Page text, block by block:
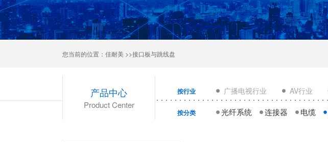
您当前的位置： 佳耐美 >>接口板与跳线盘
产品中心
Product Center
按行业 广播电视行业 AV行业
按分类 光纤系统 连接器 电缆